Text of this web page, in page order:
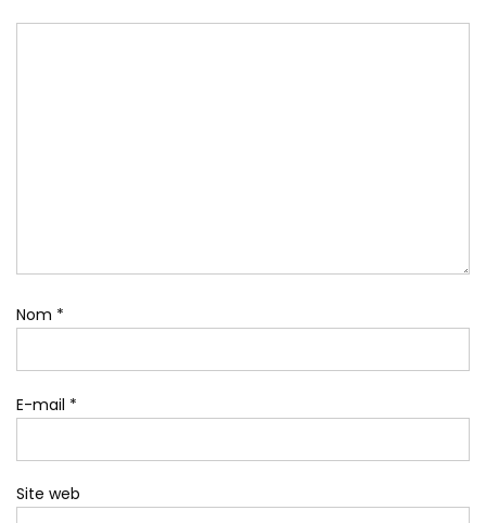
Nom *
E-mail *
Site web